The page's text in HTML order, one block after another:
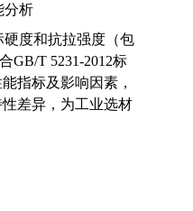
分析
度和抗拉强度（包
GB/T 5231-2012标
指标及影响因素，
差异，为工业选材